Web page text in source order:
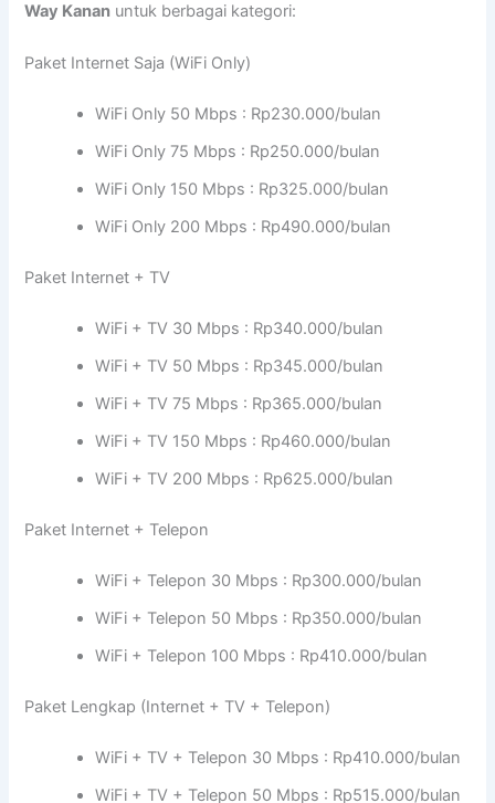
Way Kanan untuk berbagai kategori:
Paket Internet Saja (WiFi Only)
WiFi Only 50 Mbps : Rp230.000/bulan
WiFi Only 75 Mbps : Rp250.000/bulan
WiFi Only 150 Mbps : Rp325.000/bulan
WiFi Only 200 Mbps : Rp490.000/bulan
Paket Internet + TV
WiFi + TV 30 Mbps : Rp340.000/bulan
WiFi + TV 50 Mbps : Rp345.000/bulan
WiFi + TV 75 Mbps : Rp365.000/bulan
WiFi + TV 150 Mbps : Rp460.000/bulan
WiFi + TV 200 Mbps : Rp625.000/bulan
Paket Internet + Telepon
WiFi + Telepon 30 Mbps : Rp300.000/bulan
WiFi + Telepon 50 Mbps : Rp350.000/bulan
WiFi + Telepon 100 Mbps : Rp410.000/bulan
Paket Lengkap (Internet + TV + Telepon)
WiFi + TV + Telepon 30 Mbps : Rp410.000/bulan
WiFi + TV + Telepon 50 Mbps : Rp515.000/bulan